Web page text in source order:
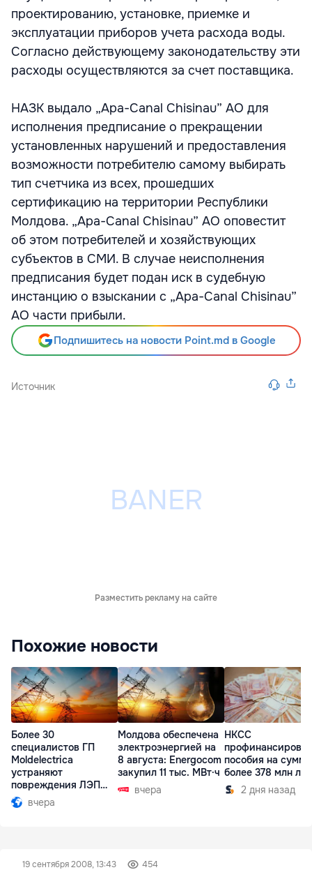
проектированию, установке, приемке и
эксплуатации приборов учета расхода воды.
Согласно действующему законодательству эти
расходы осуществляются за счет поставщика.
НАЗК выдало „Apa-Canal Chisinau” АО для
исполнения предписание о прекращении
установленных нарушений и предоставления
возможности потребителю самому выбирать
тип счетчика из всех, прошедших
сертификацию на территории Республики
Молдова. „Apa-Canal Chisinau” АО оповестит
об этом потребителей и хозяйствующих
субъектов в СМИ. В случае неисполнения
предписания будет подан иск в судебную
инстанцию о взыскании с „Apa-Canal Chisinau”
АО части прибыли.
Подпишитесь на новости Point.md в Google
Источник
Разместить рекламу на сайте
Похожие новости
Более 30
специалистов ГП
Moldelectrica
устраняют
повреждения ЛЭП
Бельцы-Днестровск
вчера
Молдова обеспечена
электроэнергией на
8 августа: Energocom
закупил 11 тыс. МВт·ч
вчера
НКСС
пособия на сумму
более 378 млн
2 дня назад
19 сентября 2008, 13:43 454